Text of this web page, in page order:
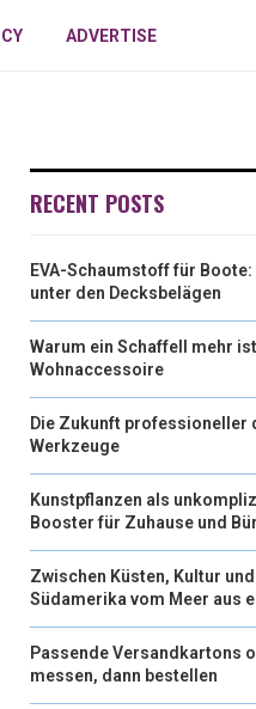
ADVERTISE
RECENT POSTS
EVA-Schaumstoff für
unter den Decksbelägen
Warum ein Schaffell mehr
Wohnaccessoire
Die Zukunft professioneller
Werkzeuge
Kunstpflanzen als
Booster für Zuhause und
Zwischen Küsten, Kultur
Südamerika vom Meer aus
Passende Versandkartons
messen, dann bestellen